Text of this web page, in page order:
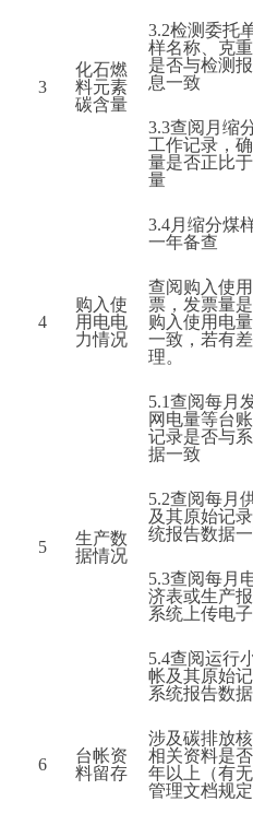
3
化石燃
料元素
碳含量
3.2检测委托
样名称、克
是否与检测
息一致
3.3查阅月缩
工作记录，
量是否正比
量
3.4月缩分煤
一年备查
4
购入使
用电电
力情况
查阅购入使
票，发票量
购入使用电
一致，若有
理。
5
生产数
据情况
5.1查阅每月
网电量等台
记录是否与
据一致
5.2查阅每月
及其原始记
统报告数据
5.3查阅每月
济表或生产
系统上传电
5.4查阅运行
帐及其原始
系统报告数
6
台帐资
料留存
涉及碳排放
相关资料是
年以上（有
管理文档规定